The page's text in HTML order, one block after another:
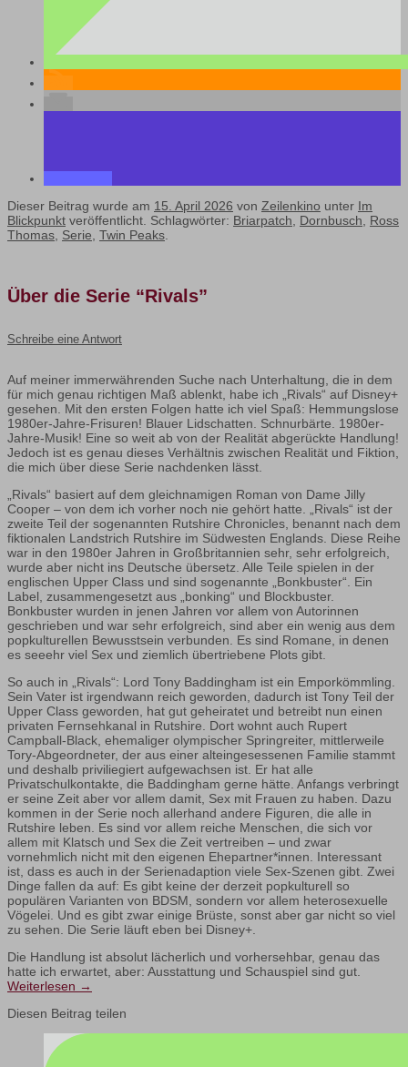
Dieser Beitrag wurde am 15. April 2026 von Zeilenkino unter Im
Blickpunkt veröffentlicht. Schlagwörter: Briarpatch, Dornbusch, Ross
Thomas, Serie, Twin Peaks.
Über die Serie “Rivals”
Schreibe eine Antwort
Auf meiner immerwährenden Suche nach Unterhaltung, die in dem
für mich genau richtigen Maß ablenkt, habe ich „Rivals“ auf Disney+
gesehen. Mit den ersten Folgen hatte ich viel Spaß: Hemmungslose
1980er-Jahre-Frisuren! Blauer Lidschatten. Schnurbärte. 1980er-
Jahre-Musik! Eine so weit ab von der Realität abgerückte Handlung!
Jedoch ist es genau dieses Verhältnis zwischen Realität und Fiktion,
die mich über diese Serie nachdenken lässt.
„Rivals“ basiert auf dem gleichnamigen Roman von Dame Jilly
Cooper – von dem ich vorher noch nie gehört hatte. „Rivals“ ist der
zweite Teil der sogenannten Rutshire Chronicles, benannt nach dem
fiktionalen Landstrich Rutshire im Südwesten Englands. Diese Reihe
war in den 1980er Jahren in Großbritannien sehr, sehr erfolgreich,
wurde aber nicht ins Deutsche übersetz. Alle Teile spielen in der
englischen Upper Class und sind sogenannte „Bonkbuster“. Ein
Label, zusammengesetzt aus „bonking“ und Blockbuster.
Bonkbuster wurden in jenen Jahren vor allem von Autorinnen
geschrieben und war sehr erfolgreich, sind aber ein wenig aus dem
popkulturellen Bewusstsein verbunden. Es sind Romane, in denen
es seeehr viel Sex und ziemlich übertriebene Plots gibt.
So auch in „Rivals“: Lord Tony Baddingham ist ein Emporkömmling.
Sein Vater ist irgendwann reich geworden, dadurch ist Tony Teil der
Upper Class geworden, hat gut geheiratet und betreibt nun einen
privaten Fernsehkanal in Rutshire. Dort wohnt auch Rupert
Campball-Black, ehemaliger olympischer Springreiter, mittlerweile
Tory-Abgeordneter, der aus einer alteingesessenen Familie stammt
und deshalb priviliegiert aufgewachsen ist. Er hat alle
Privatschulkontakte, die Baddingham gerne hätte. Anfangs verbringt
er seine Zeit aber vor allem damit, Sex mit Frauen zu haben. Dazu
kommen in der Serie noch allerhand andere Figuren, die alle in
Rutshire leben. Es sind vor allem reiche Menschen, die sich vor
allem mit Klatsch und Sex die Zeit vertreiben – und zwar
vornehmlich nicht mit den eigenen Ehepartner*innen. Interessant
ist, dass es auch in der Serienadaption viele Sex-Szenen gibt. Zwei
Dinge fallen da auf: Es gibt keine der derzeit popkulturell so
populären Varianten von BDSM, sondern vor allem heterosexuelle
Vögelei. Und es gibt zwar einige Brüste, sonst aber gar nicht so viel
zu sehen. Die Serie läuft eben bei Disney+.
Die Handlung ist absolut lächerlich und vorhersehbar, genau das
hatte ich erwartet, aber: Ausstattung und Schauspiel sind gut.
Weiterlesen →
Diesen Beitrag teilen